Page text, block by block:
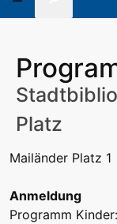
Platz
Mailänder Platz 1
Anmeldung
Programm Kinder: